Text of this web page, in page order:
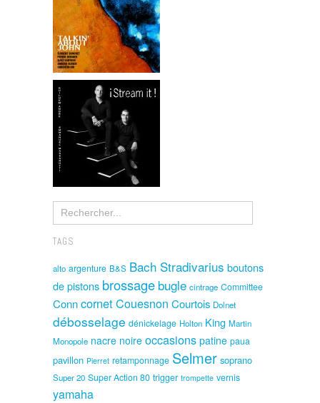
TAGS
alto argenture B&S Bach Stradivarius boutons
de pistons brossage bugle cintrage Committee
ConncornetCouesnon Courtois Dolnet
débosselage dénickelage Holton King Martin
Monopole nacre noire occasions patine paua
pavillon Pierret retamponnage Selmer soprano
Super 20 Super Action 80 trigger trompette vernis
yamaha